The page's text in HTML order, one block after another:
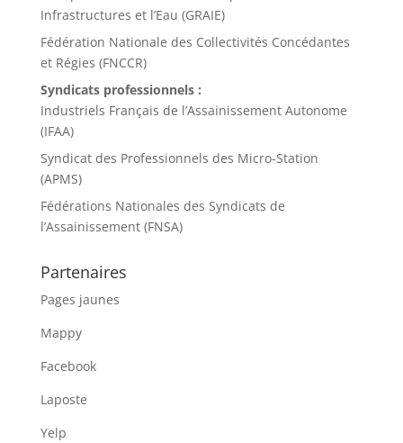
Infrastructures et l’Eau (GRAIE)
Fédération Nationale des Collectivités Concédantes
et Régies (FNCCR)
Syndicats professionnels :
Industriels Français de l’Assainissement Autonome
(IFAA)
Syndicat des Professionnels des Micro-Station
(APMS)
Fédérations Nationales des Syndicats de
l’Assainissement (FNSA)
Partenaires
Pages jaunes
Mappy
Facebook
Laposte
Yelp